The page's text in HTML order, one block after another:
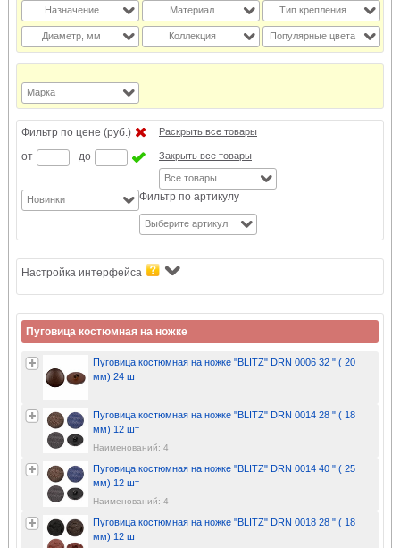
Назначение Материал Тип крепления
Диаметр, мм Коллекция Популярные цвета
Марка
Фильтр по цене (руб.)
от
до
Раскрыть все товары
Закрыть все товары
Все товары
Новинки
Фильтр по артикулу
Выберите артикул
Настройка интерфейса
Пуговица костюмная на ножке
Пуговица костюмная на ножке "BLITZ" DRN 0006 32 " ( 20
мм) 24 шт
Пуговица костюмная на ножке "BLITZ" DRN 0014 28 " ( 18
мм) 12 шт
Наименований: 4
Пуговица костюмная на ножке "BLITZ" DRN 0014 40 " ( 25
мм) 12 шт
Наименований: 4
Пуговица костюмная на ножке "BLITZ" DRN 0018 28 " ( 18
мм) 12 шт